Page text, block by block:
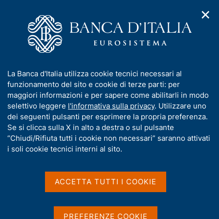
n
u
d
i
n
a
v
i
g
a
o
m
g
e
e
l
s
t
Pubblicazioni
Riquadri pubblicati nel
Bollettino Economico
Condividi
✕
I
n
f
o
r
m
a
t
La Banca d'Italia utilizza cookie tecnici necessari al
funzionamento del sito e cookie di terze parti: per
maggiori informazioni e per sapere come abilitarli in modo
selettivo leggere l'informativa sulla privacy. Utilizzare uno
dei seguenti pulsanti per esprimere la propria preferenza.
Se si clicca sulla X in alto a destra o sul pulsante
“Chiudi/Rifiuta tutti i cookie non necessari” saranno attivati
i soli cookie tecnici interni al sito.
ACCETTA TUTTI I COOKIE
PREFERENZE COOKIE